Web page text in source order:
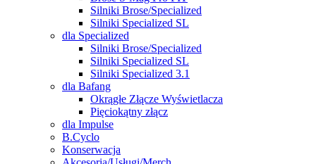
Silniki Brose/Specialized
Silniki Specialized SL
dla Specialized
Silniki Brose/Specialized
Silniki Specialized SL
Silniki Specialized 3.1
dla Bafang
Okrągłe Złącze Wyświetlacza
Pięciokątny złącz
dla Impulse
B.Cyclo
Konserwacja